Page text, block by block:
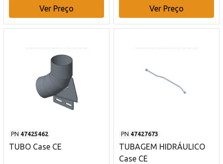
Ver Preço Ver Preço
PN 47425462
TUBO Case CE
PN 47427673
TUBAGEM HIDRÁULICO
Case CE